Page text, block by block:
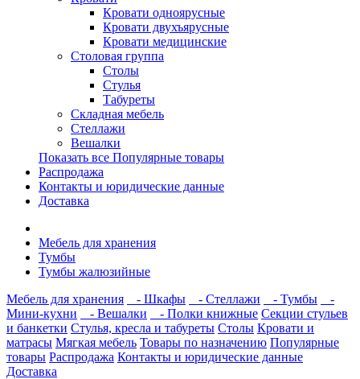
Кровати одноярусные
Кровати двухъярусные
Кровати медицинские
Столовая группа
Столы
Стулья
Табуреты
Складная мебель
Стеллажи
Вешалки
Показать все Популярные товары
Распродажа
Контакты и юридические данные
Доставка
Мебель для хранения
Тумбы
Тумбы жалюзийные
Мебель для хранения
- Шкафы - Стеллажи - Тумбы
-
Мини-кухни
- Вешалки - Полки книжные Секции стульев
и банкетки Стулья, кресла и табуреты Столы Кровати и
матрасы Мягкая мебель Товары по назначению Популярные
товары Распродажа Контакты и юридические данные
Доставка